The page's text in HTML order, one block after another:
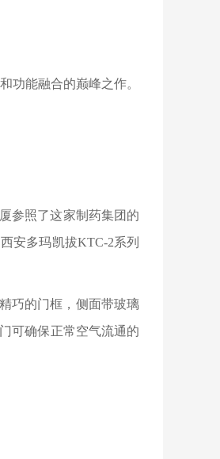
能融合的巅峰之作。
参照了这家制药集团的
安多玛凯拔KTC-2系列
巧的门框，侧面带玻璃
可确保正常空气流通的